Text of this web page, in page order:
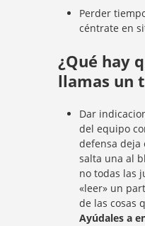
Perder
céntrate en
¿Qué hay
llamas un
Dar
del equipo
defensa deja
salta una al
no todas las
«leer» un
de las cosas
Ayúdales a